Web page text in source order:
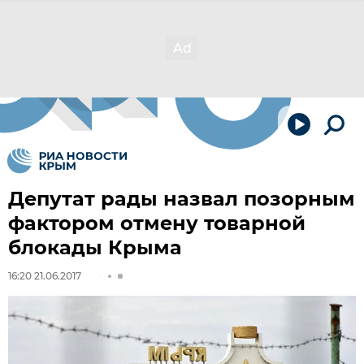
Депутат рады назвал позорным
фактором отмену товарной
блокады Крыма
16:20 21.06.2017